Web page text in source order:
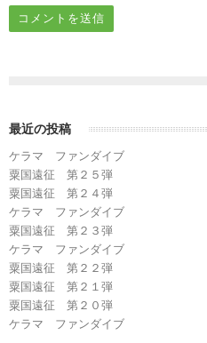
最近の投稿
ケラマ ファンダイブ
粟国遠征 第２５弾
粟国遠征 第２４弾
ケラマ ファンダイブ
粟国遠征 第２３弾
ケラマ ファンダイブ
粟国遠征 第２２弾
粟国遠征 第２１弾
粟国遠征 第２０弾
ケラマ ファンダイブ